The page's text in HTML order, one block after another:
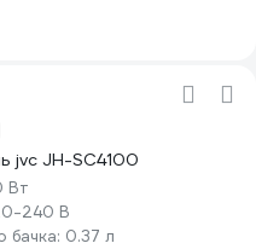
jvc JH-SC4100
Вт
240 В
бачка: 0.37 л